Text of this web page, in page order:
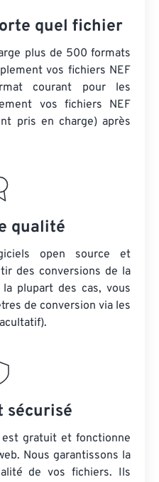
quel fichier
plus de 500 formats
vos fichiers NEF
courant pour les
vos fichiers NEF
pris en charge) après
qualité
open source et
des conversions de la
plupart des cas, vous
de conversion via les
sécurisé
gratuit et fonctionne
Nous garantissons la
de vos fichiers. Ils